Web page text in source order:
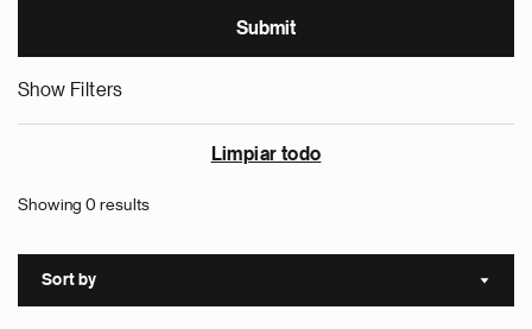
Show Filters
Limpiar todo
Showing 0 results
Sort by Sort